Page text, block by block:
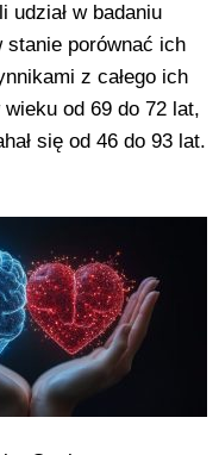
udział w badaniu
stanie porównać ich
z całego ich
od 69 do 72 lat,
się od 46 do 93 lat.